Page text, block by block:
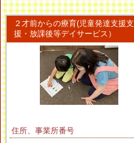
２才前からの療育(児童発達支援支
援・放課後等デイサービス）
住所、事業所番号